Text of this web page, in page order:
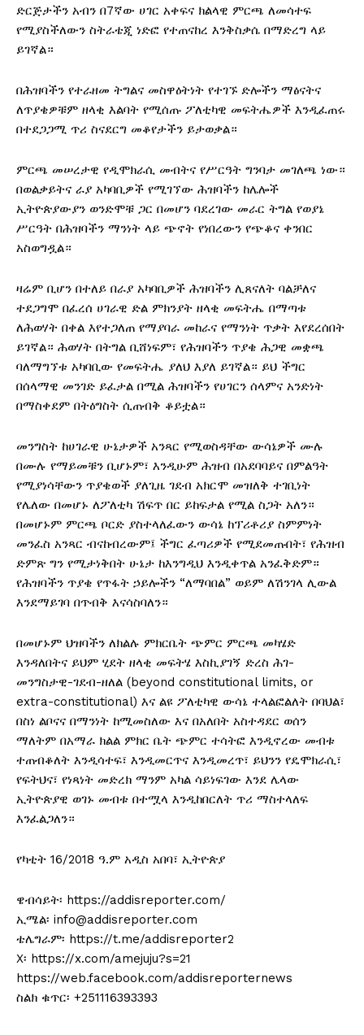
ድርጅታችን አብን በ7ኛው ሀገር አቀፍና ክልላዊ ምርጫ ለመሳተፍ
የሚያስችለውን ስትራቴጂ ነድፎ የተጠናከረ እንቅስቃሴ በማድረግ ላይ
ይገኛል።
በሕዝባችን የተራዘመ ትግልና መስዋዕትነት የተገኙ ድሎችን ማፅናትና
ለጥያቄዎቹም ዘላቂ እልባት የሚሰጡ ፖለቲካዊ መፍትሔዎች እንዲፈጠሩ
በተደጋጋሚ ጥሪ ስናደርግ መቆየታችን ይታወቃል።
​ምርጫ መሠረታዊ የዲሞክራሲ መብትና የሥርዓት ግንባታ መገለጫ ነው።
በወልቃይትና ራያ አካባቢዎች የሚገኘው ሕዝባችን ከሌሎች
ኢትዮጵያውያን ወንድሞቹ ጋር በመሆን ባደረገው መራር ትግል የወያኔ
ሥርዓት በሕዝባችን ማንነት ላይ ጭኖት የነበረውን የጭቆና ቀንበር
አስወግዷል።
ዛሬም ቢሆን በተለይ በራያ አካባቢዎች ሕዝባችን ሊጸናለት ባልቻለና
ተደጋግሞ በፈረሰ ሀገራዊ ድል ምክንያት ዘላቂ መፍትሔ በማጣቱ
ለሕወሃት በቀል እየተጋለጠ የማያባራ መከራና የማንነት ጥቃት እየደረሰበት
ይገኛል። ሕወሃት በትግል ቢሸነፍም፣ የሕዝባችን ጥያቄ ሕጋዊ መቋጫ
ባለማግኘቱ አካባቢው የመፍትሔ ያለህ እያለ ይገኛል። ይህ ችግር
በሰላማዊ መንገድ ይፈታል በሚል ሕዝባችን የሀገርን ሰላምና አንድነት
በማስቀደም በትዕግስት ሲጠብቅ ቆይቷል።
​መንግስት ከሀገራዊ ሁኔታዎች አንጻር የሚወስዳቸው ውሳኔዎች ሙሉ
በሙሉ የማይመቹን ቢሆኑም፣ እንዲሁም ሕዝብ በአደባባይና በምልዓት
የሚያነሳቸውን ጥያቄወች ያለጊዜ ገደብ አክርሞ መዝለቅ ተገቢነት
የሌለው በመሆኑ ለፖለቲካ ሽፍጥ በር ይከፍታል የሚል ስጋት አለን።
በመሆኑም ምርጫ ቦርድ ያስተላለፈውን ውሳኔ ከፕሪቶሪያ ስምምነት
መንፈስ አንጻር ብናከብረውም፤ ችግር ፈጣሪዎች የሚደመጡበት፣ የሕዝብ
ድምጽ ግን የሚታነቅበት ሁኔታ ከእንግዲህ እንዲቀጥል አንፈቅድም።
የሕዝባችን ጥያቄ የጥፋት ኃይሎችን “ለማባበል” ወይም ለሽንገላ ሊውል
እንደማይገባ በጥብቅ እናሳስባለን።
በመሆኑም ህዝባችን ለክልሉ ምክርቤት ጭምር ምርጫ መካሄድ
እንዳለበትና ይህም ሂደት ዘላቂ መፍትሄ እስኪያገኝ ድረስ ሕገ-
መንግስታዊ-ገደብ-ዘለል (beyond constitutional limits, or
extra-constitutional) እና ልዩ ፖለቲካዊ ውሳኔ ተላልፎልለት በባህል፣
በስነ ልቦናና በማንነት ከሚመስለው እና በአለበት አስተዳደር ወሰን
ማለትም በአማራ ክልል ምክር ቤት ጭምር ተሳትፎ እንዲኖረው መብቱ
ተጠብቆለት እንዲሳተፍ፣ እንዲመርጥና እንዲመረጥ፣ ይህንን የዴሞክራሲ፣
የፍትህና፣ የነጻነት መድረክ ማንም አካል ሳይነፍገው እንደ ሌላው
ኢትዮጵያዊ ወገኑ መብቱ በተሟላ እንዲከበርለት ጥሪ ማስተላለፍ
እንፈልጋለን።
የካቲት 16/2018 ዓ.ም አዲስ አበባ፣ ኢትዮጵያ
ዌብሳይት፡ https://addisreporter.com/
ኢሜል፡ info@addisreporter.com
ቴሌግራም፡ https://t.me/addisreporter2
X፡ https://x.com/amejuju?s=21
https://web.facebook.com/addisreporternews
ስልክ ቁጥር፡ +251116393393